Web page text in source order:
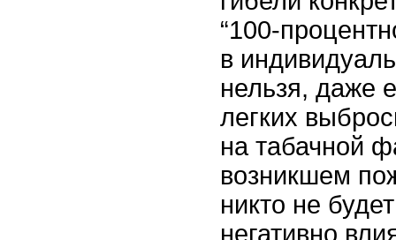
“100-
в
нельзя, даже
легких
на табачной
возникшем
никто не
негативно